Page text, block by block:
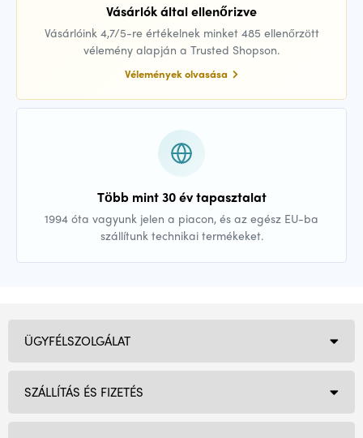
Vásárlók által ellenőrizve
Vásárlóink 4,7/5-re értékelnek minket 485 ellenőrzött
vélemény alapján a Trusted Shopson.
Vélemények olvasása
Több mint 30 év tapasztalat
1994 óta vagyunk jelen a piacon, és az egész EU-ba
szállítunk technikai termékeket.
ÜGYFÉLSZOLGÁLAT
SZÁLLÍTÁS ÉS FIZETÉS